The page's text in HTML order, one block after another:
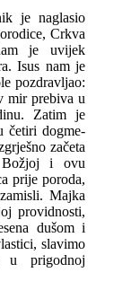
je naglasio
Crkva
je uvijek
Isus nam je
pozdravljao:
mir prebiva u
Zatim je
četiri dogme-
začeta
i ovu
prije poroda,
Majka
providnosti,
dušom i
slavimo
u prigodnoj